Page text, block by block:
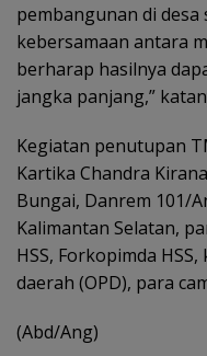
pembangunan di
kebersamaan antara
berharap hasilnya
jangka panjang,”
Kegiatan penutupan
Kartika Chandra
Bungai, Danrem 101/
Kalimantan Selatan,
HSS, Forkopimda
daerah (OPD), para
(Abd/Ang)